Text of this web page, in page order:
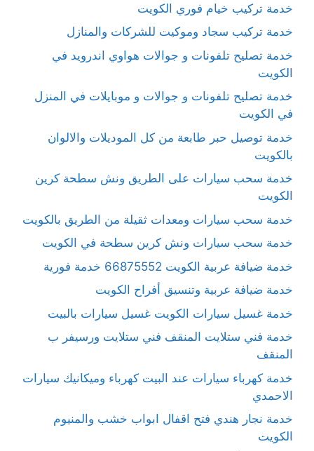
خدمة تركيب خيام فوري الكويت
خدمة تركيب سجاد وموكيت للشركات والمنازل
خدمة تصليح تلفونات و جوالات هواوي اندرويد في
الكويت
خدمة تصليح تلفونات و جوالات و موبايلات في المنزل
في الكويت
خدمة توصيل حبر طابعة من كل الموديلات والالوان
بالكويت
خدمة سحب سيارات على الطريق ونش سطحة كرين
الكويت
خدمة سحب سيارات ومعدات ثقيلة من الطريق بالكويت
خدمة سحب سيارات ونش كرين سطحة في الكويت
خدمة ضيافة عربية الكويت 66875552 خدمة فورية
خدمة ضيافة عربية وتنسيق أفراح الكويت
خدمة غسيل سيارات الكويت غسيل سيارات بالبيت
خدمة فني ستلايت المنقف فني ستلايت ورسيفر ب
المنقف
خدمة كهرباء سيارات عند البيت كهرباء وميكانيك سيارات
الاحمدي
خدمة نجار هندي فتح اقفال ابواب خشب والمنيوم
الكويت